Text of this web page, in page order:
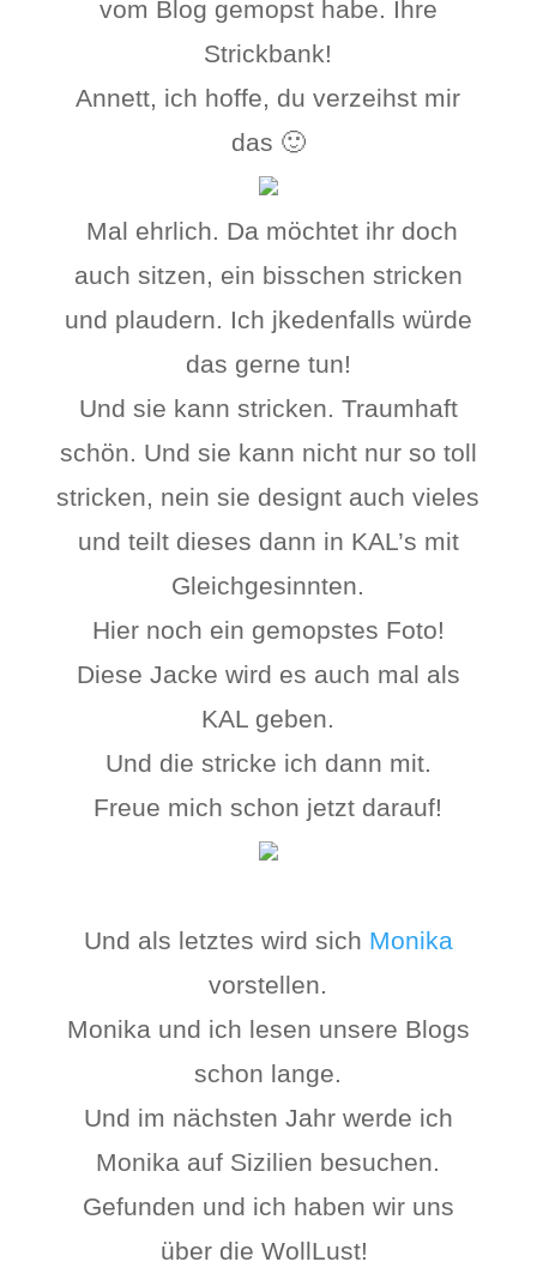
vom Blog gemopst habe. Ihre
Strickbank!
Annett, ich hoffe, du verzeihst mir
das 🙂
Mal ehrlich. Da möchtet ihr doch
auch sitzen, ein bisschen stricken
und plaudern. Ich jkedenfalls würde
das gerne tun!
Und sie kann stricken. Traumhaft
schön. Und sie kann nicht nur so toll
stricken, nein sie designt auch vieles
und teilt dieses dann in KAL’s mit
Gleichgesinnten.
Hier noch ein gemopstes Foto!
Diese Jacke wird es auch mal als
KAL geben.
Und die stricke ich dann mit.
Freue mich schon jetzt darauf!
Und als letztes wird sich Monika
vorstellen.
Monika und ich lesen unsere Blogs
schon lange.
Und im nächsten Jahr werde ich
Monika auf Sizilien besuchen.
Gefunden und ich haben wir uns
über die WollLust!